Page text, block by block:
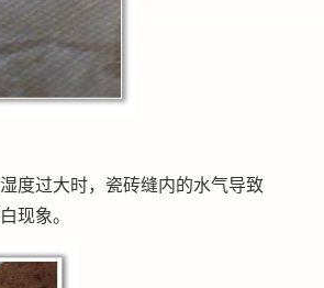
度过大时，瓷砖缝内的水气导致
现象。